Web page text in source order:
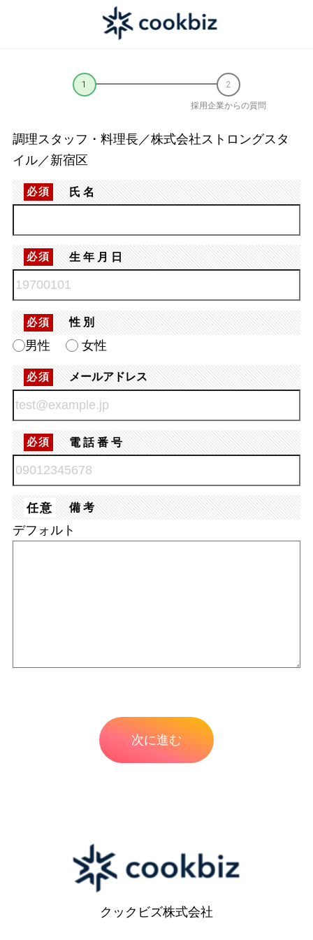
採用企業からの質問
調理スタッフ・料理長／株式会社ストロングスタ
イル／新宿区
必須 氏名
必須 生年月日
必須 性別
男性 女性
必須 メールアドレス
必須 電話番号
任意 備考
デフォルト
クックビズ株式会社